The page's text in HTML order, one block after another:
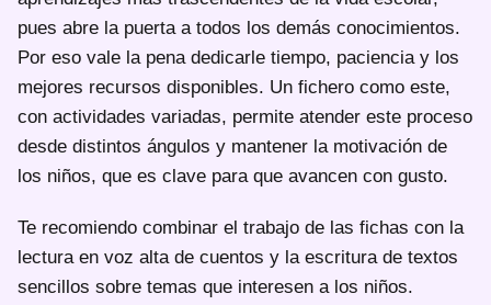
pues abre la puerta a todos los demás conocimientos.
Por eso vale la pena dedicarle tiempo, paciencia y los
mejores recursos disponibles. Un fichero como este,
con actividades variadas, permite atender este proceso
desde distintos ángulos y mantener la motivación de
los niños, que es clave para que avancen con gusto.
Te recomiendo combinar el trabajo de las fichas con la
lectura en voz alta de cuentos y la escritura de textos
sencillos sobre temas que interesen a los niños.